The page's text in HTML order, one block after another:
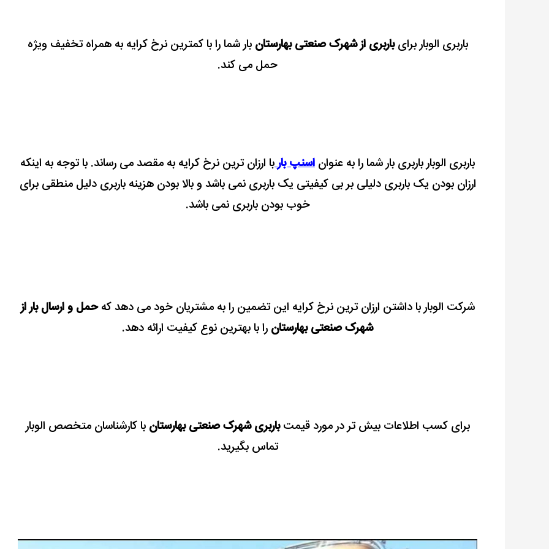
باربری الوبار برایباربری از شهرک صنعتی بهارستان بار شما را با کمترین نرخ کرایه به همراه تخفیف ویژه
حمل می کند.
باربری الوبار باربری بار شما را به عنوان اسنپ باربا ارزان ترین نرخ کرایه به مقصد می رساند. با توجه به اینکه
ارزان بودن یک باربری دلیلی بر بی کیفیتی یک باربری نمی باشد و بالا بودن هزینه باربری دلیل منطقی برای
خوب بودن باربری نمی باشد.
شرکت الوبار با داشتن ارزان ترین نرخ کرایه این تضمین را به مشتریان خود می دهد کهحمل و ارسال بار از
شهرک صنعتی بهارستان را با بهترین نوع کیفیت ارائه دهد.
برای کسب اطلاعات بیش تر در مورد قیمتباربری شهرک صنعتی بهارستان با کارشناسان متخصص الوبار
تماس بگیرید.